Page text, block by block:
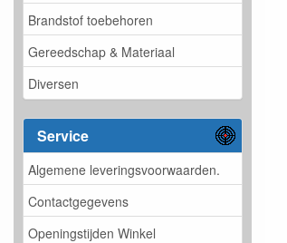
Brandstof toebehoren
Gereedschap & Materiaal
Diversen
Service
Algemene leveringsvoorwaarden.
Contactgegevens
Openingstijden Winkel